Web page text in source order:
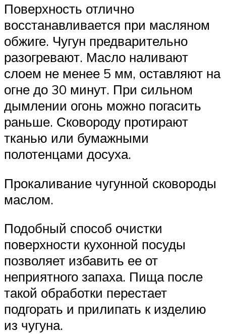
Поверхность отлично
восстанавливается при масляном
обжиге. Чугун предварительно
разогревают. Масло наливают
слоем не менее 5 мм, оставляют на
огне до 30 минут. При сильном
дымлении огонь можно погасить
раньше. Сковороду протирают
тканью или бумажными
полотенцами досуха.
Прокаливание чугунной сковороды
маслом.
Подобный способ очистки
поверхности кухонной посуды
позволяет избавить ее от
неприятного запаха. Пища после
такой обработки перестает
подгорать и прилипать к изделию
из чугуна.